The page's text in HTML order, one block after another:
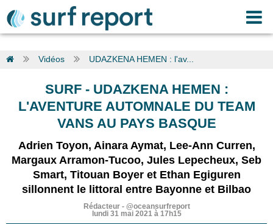
Vidéos UDAZKENA HEMEN : l'av...
SURF- UDAZKENA HEMEN :
L'AVENTURE AUTOMNALE DU TEAM
VANS AU PAYS BASQUE
Adrien Toyon, Ainara Aymat, Lee-Ann Curren,
Margaux Arramon-Tucoo, Jules Lepecheux, Seb
Smart, Titouan Boyer et Ethan Egiguren
sillonnent le littoral entre Bayonne et Bilbao
Rédacteur- @oceansurfreport
lundi 31 mai 2021 à 17h15